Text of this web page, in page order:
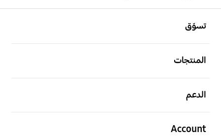
تسوّق
المنتجات
الدعم
Account